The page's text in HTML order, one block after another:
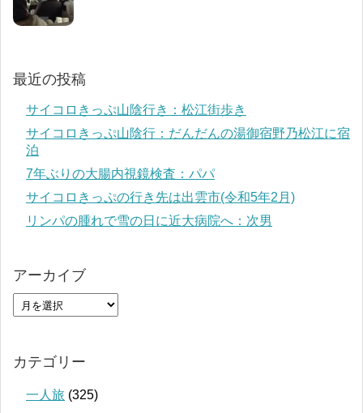
最近の投稿
サイコロきっぷ山陰行き：松江街歩き
サイコロきっぷ山陰行：だんだんの湯御宿野乃松江に宿
泊
7年ぶりの大腸内視鏡検査：パパ
サイコロきっぷの行き先は出雲市(令和5年2月)
リンパの腫れで雪の日に近大病院へ：次男
アーカイブ
カテゴリー
一人旅 (325)